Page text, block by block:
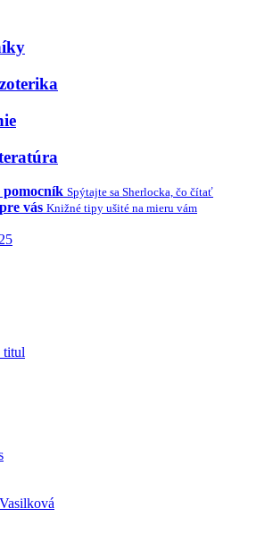
Spýtajte sa Sherlocka, čo čítať
vás Knižné tipy ušité na mieru vám
titul